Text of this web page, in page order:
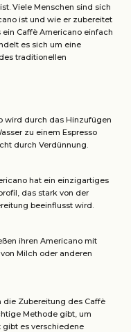
Viele Menschen sind sich
ist und wie er zubereitet
Caffè Americano einfach
es sich um eine
traditionellen
wird durch das Hinzufügen
zu einem Espresso
durch Verdünnung.
hat ein einzigartiges
das stark von der
beeinflusst wird.
ihren Americano mit
Milch oder anderen
die Zubereitung des Caffè
Methode gibt, um
es verschiedene